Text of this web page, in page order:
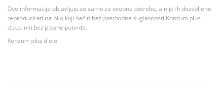
Ove informacije objavljuju se samo za osobne potrebe, a nije ih dozvoljeno
reproducirati na bilo koji način bez prethodne suglasnosti Konzum plus
d.o.o. niti bez pisane potvrde.
Konzum plus d.o.o.